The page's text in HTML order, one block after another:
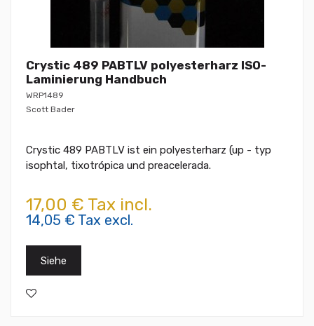
Crystic 489 PABTLV polyesterharz ISO-
Laminierung Handbuch
WRP1489
Scott Bader
Crystic 489 PABTLV ist ein polyesterharz (up - typ
isophtal, tixotrópica und preacelerada.
17,00 € Tax incl.
14,05 € Tax excl.
Siehe